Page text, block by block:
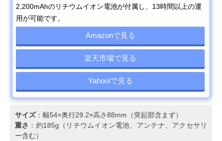
2,200mAhのリチウムイオン電池が付属し、13時間以上の運
用が可能です。
Amazonで見る
楽天市場で見る
Yahoo!で見る
サイズ：幅54×奥行29.2×高さ88mm（突起部含まず）
重さ ：約185g（リチウムイオン電池、アンテナ、アクセサリ
ー含む）